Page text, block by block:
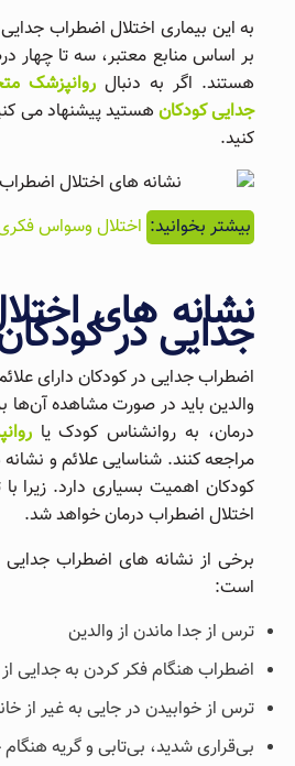
هستند. اگر به دنبالروانپزشک
جدایی کودکانهستید پیشنهاد می‌
کنید.
بیشتر بخوانید: اختلال وسواس
نشانه ‌های
جدایی در
اضطراب جدایی در کودکان دارای
والدین باید در صورت مشاهده
درمان، به روانشناس کودک یا
مراجعه کنند. شناسایی علائم و
کودکان اهمیت بسیاری دارد. زیرا
اختلال اضطراب درمان خواهد شد.
برخی از نشانه‌ های اضطراب
است:
ترس از جدا ماندن از والدین
اضطراب هنگام فکر کردن به جدایی از
ترس از خوابیدن در جایی به غیر از
بی‌قراری شدید، بی‌تابی و گریه هنگام